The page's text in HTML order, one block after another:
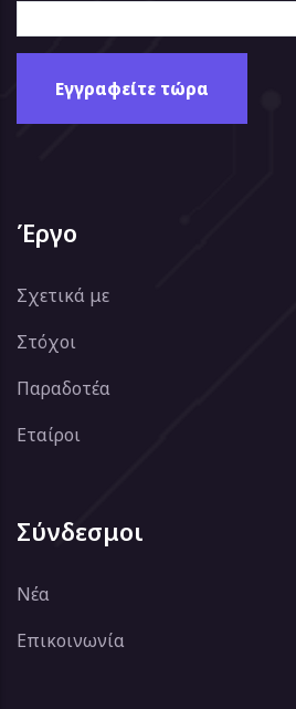
Έργο
Σχετικά με
Στόχοι
Παραδοτέα
Εταίροι
Σύνδεσμοι
Νέα
Επικοινωνία